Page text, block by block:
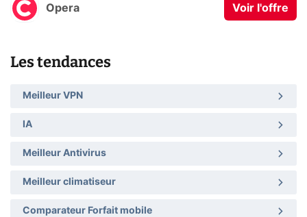
Opera Voir l'offre
Les tendances
Meilleur VPN
IA
Meilleur Antivirus
Meilleur climatiseur
Comparateur Forfait mobile